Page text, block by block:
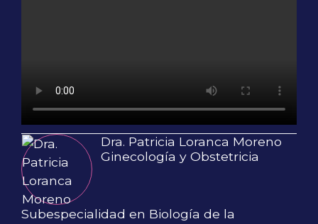
Dra. Patricia Loranca Moreno
Ginecología y Obstetricia
Subespecialidad en Biología de la